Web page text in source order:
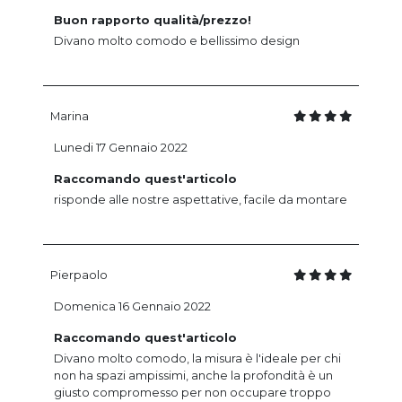
Buon rapporto qualità/prezzo!
Divano molto comodo e bellissimo design
Marina
Raccomando quest'articolo
risponde alle nostre aspettative, facile da montare
Lunedi 17 Gennaio 2022
Pierpaolo
Raccomando quest'articolo
Divano molto comodo, la misura è l'ideale per chi
non ha spazi ampissimi, anche la profondità è un
giusto compromesso per non occupare troppo
Domenica 16 Gennaio 2022